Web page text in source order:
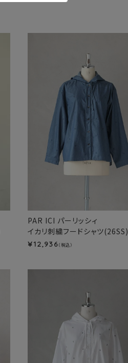
PAR ICI パーリッシィ
イカリ刺繍フードシャツ(26SS)
¥ 12,936（税込）